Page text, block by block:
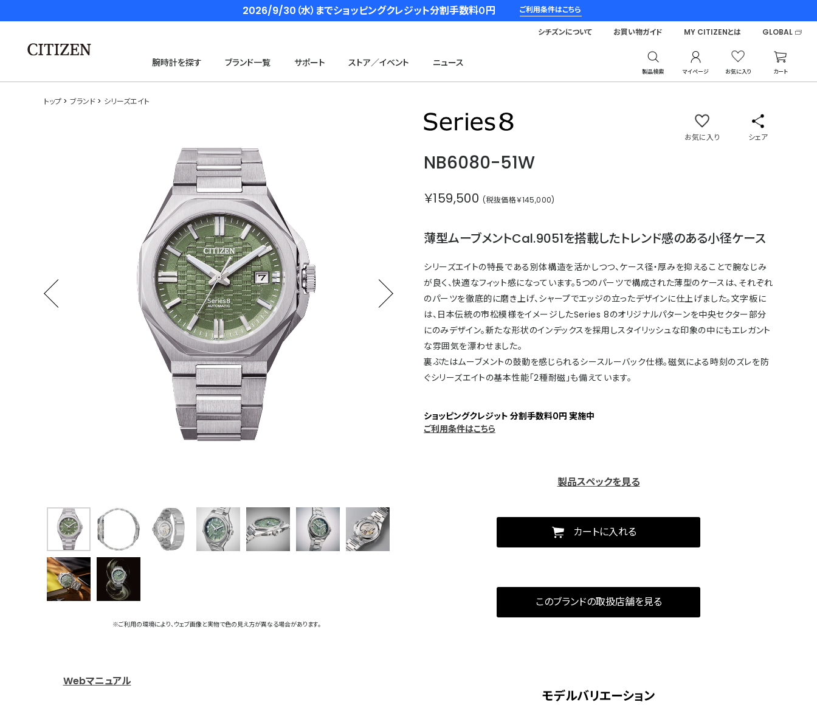
2026/9/30（水）までショッピングクレジット分割手数料０円 ご利用条件はこちら
腕時計を探す ブランド一覧 サポート ストア／イベント ニュース
製品検索 マイページ お気に入り カート
シチズンについて お買い物ガイド MY CITIZENとは GLOBAL
トップ ブランド シリーズエイト
※ご利用の環境により、ウェブ画像と実物で色の見え方が異なる場合があります。
Webマニュアル
お気に入り シェア
NB6080-51W
￥159,500 (税抜価格￥145,000)
薄型ムーブメントCal.9051を搭載したトレンド感のある小径ケース
シリーズエイトの特長である別体構造を活かしつつ、ケース径・厚みを抑えることで腕なじみ
が良く、快適なフィット感になっています。5つのパーツで構成された薄型のケースは、それぞれ
のパーツを徹底的に磨き上げ、シャープでエッジの立ったデザインに仕上げました。文字板に
は、日本伝統の市松模様をイメージしたSeries 8のオリジナルパターンを中央セクター部分
にのみデザイン。新たな形状のインデックスを採用しスタイリッシュな印象の中にもエレガント
な雰囲気を漂わせました。
裏ぶたはムーブメントの鼓動を感じられるシースルーバック仕様。磁気による時刻のズレを防
ぐシリーズエイトの基本性能「2種耐磁」も備えています。
ショッピングクレジット 分割手数料0円 実施中
ご利用条件はこちら
製品スペックを見る
カートに入れる
このブランドの取扱店舗を見る
モデルバリエーション